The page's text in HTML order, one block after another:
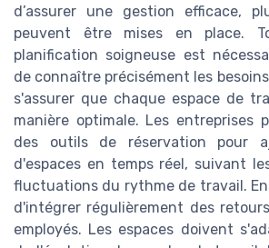
d’assurer une gestion efficace,
peuvent être mises en place.
planification soigneuse est
de connaître précisément les
s'assurer que chaque espace de
manière optimale. Les entreprises
des outils de réservation pour
d'espaces en temps réel, suivant
fluctuations du rythme de travail.
d'intégrer régulièrement des
employés. Les espaces doivent